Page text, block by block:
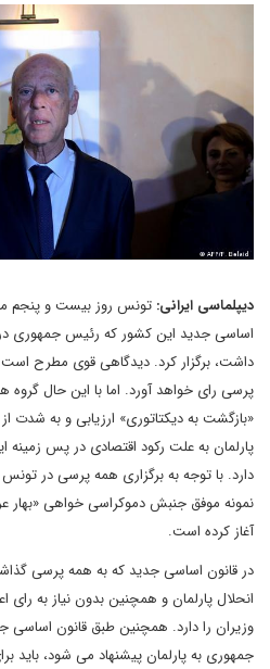
دیپلماسی ایرانی: تونس روز بیست و پنجم
اساسی جدید این کشور که رئیس جمهوری
داشت، برگزار کرد. دیدگاهی قوی مطرح
پرسی رای خواهد آورد. اما با این حال
«بازگشت به دیکتاتوری»‌ ارزیابی و به شدت
پارلمان به علت رکود اقتصادی در پس
دارد. با توجه به برگزاری همه پرسی در
نمونه موفق جنبش دموکراسی خواهی «‌بهار
آغاز کرده است.
در قانون اساسی جدید که به همه پرسی
انحلال پارلمان و همچنین بدون نیاز به رای
وزیران را دارد. همچنین طبق قانون
جمهوری به پارلمان پیشنهاد می شود، باید